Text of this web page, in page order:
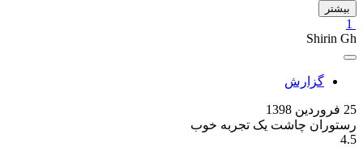
بیشتر
1
Shirin Gh
گزارش
25 فروردین 1398
رستوران چاشت یک تجربه خوب
4.5